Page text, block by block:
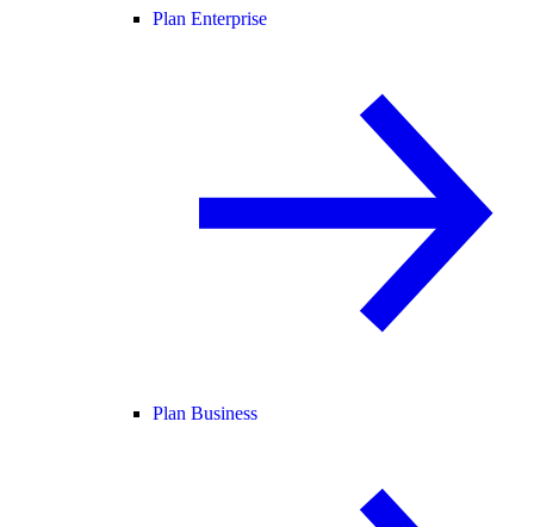
Plan Enterprise
Plan Business